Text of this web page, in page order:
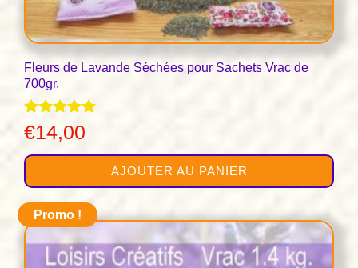
Fleurs de Lavande Séchées pour Sachets Vrac de
700gr.
Note
4.91
sur 5
€14,00
AJOUTER AU PANIER
Promo !